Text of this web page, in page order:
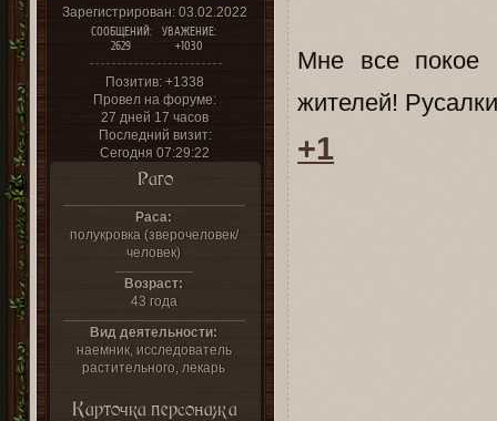
Зарегистрирован: 03.02.2022
СООБЩЕНИЙ:
2629
УВАЖЕНИЕ:
+1030
Позитив: +1338
Провел на форуме:
27 дней 17 часов
Последний визит:
Сегодня 07:29:22
Раго
Раса:
полукровка (зверочеловек/
человек)
Возраст:
43 года
Вид деятельности:
наемник, исследователь
растительного, лекарь
Карточка персонажа
Мне все покое
жителей!
+1